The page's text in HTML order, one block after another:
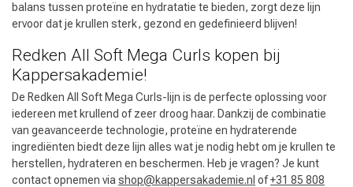
balans tussen proteïne en hydratatie te bieden, zorgt deze lijn
ervoor dat je krullen sterk, gezond en gedefinieerd blijven!
Redken All Soft Mega Curls kopen bij
Kappersakademie!
De Redken All Soft Mega Curls-lijn is de perfecte oplossing voor
iedereen met krullend of zeer droog haar. Dankzij de combinatie
van geavanceerde technologie, proteïne en hydraterende
ingrediënten biedt deze lijn alles wat je nodig hebt om je krullen te
herstellen, hydrateren en beschermen. Heb je vragen? Je kunt
contact opnemen via shop@kappersakademie.nl of+31 85 808